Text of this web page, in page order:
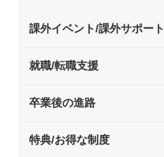
課外イベント/課外サポート
就職/転職支援
卒業後の進路
特典/お得な制度